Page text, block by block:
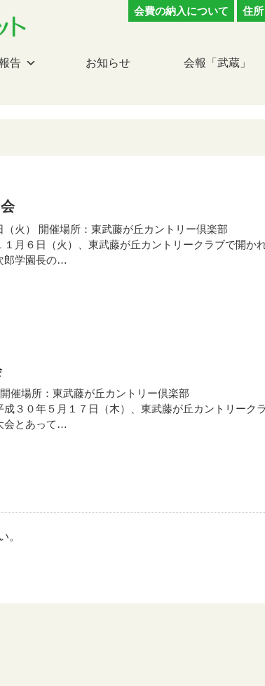
会費の納入について 住
告 お知らせ 会報「武蔵」
火） 開催場所：東武藤が丘カントリー倶楽部
月６日（火）、東武藤が丘カントリークラブで開か
郎学園長の…
催場所：東武藤が丘カントリー倶楽部
３０年５月１７日（木）、東武藤が丘カントリーク
会とあって…
。